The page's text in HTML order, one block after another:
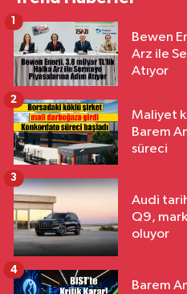
Bewen
Arz ile
Atıyor
1
Maliyet
Barem
süreci
2
Audi
Q9,
oluyor
3
Barem
4